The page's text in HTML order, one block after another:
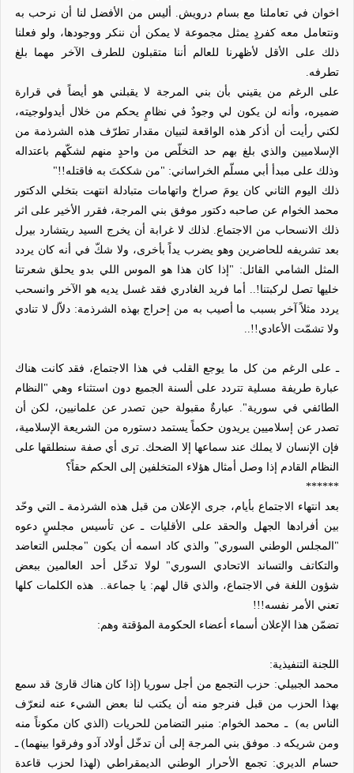
اخوان في تعاملنا مع بسام درويش. أليس من الأفضل لنا أن نرحب به
ونتعامل معه كفردٍ يمثل مجموعة لا يمكن أن ننكر ووجودها، ولو فعلنا
ذلك على الأقل لأظهرنا للعالم أننا متقبلون للطرف الآخر مهما بلغ
تطرفه.
على الرغم من يقيني بأن بني المرجة لا يقبلني هو أيضاً في قرارة
ضميره، وأنه لن يكون لي وجودٌ في نظامٍ يحكم من خلال أيدولوجيته،
لكني رأيت أن أذكر هذه الواقعة لتبيان مقدار تطرّف هذه الشرذمة من
الإسلاميين والذي بلغ بهم حد التخلّص من واحدٍ منهم لشكّهم باعتداله
وذلك على مبدأ أبي مسلّم الخراساني: "من شككتَ به فاقتله!!"
ذلك اليوم الثاني كان يومَ صراخ واتهامات متبادلة انتهت بتخلي الدكتور
محمد الخوام عن صاحبه دكتور موفق بني المرجة، فقرر الأخير على اثر
ذلك الانسحاب من الاجتماع. لذلك لا غرابة أن يخرج السيد ريتشارد بيرل
بعد تشريفه للحاضرين وهو يضرب يداً بأخرى، ولا شكّ في أنه كان يردد
المثل الشامي القائل: "إذا كان هذا هو الموس اللي بدو يحلق شعرتنا
خليها تصل لركبتنا!.. أما فريد الغادري فقد غسل يديه هو الآخر وانسحب
يردد مثلاً آخر بسبب ما أصيب به من إحراج بهذه الشرذمة: دلاّل لا تنادي
ولا تشمّت الأعادي!!..
ـ على الرغم من كل ما يوجع القلب في هذا الاجتماع، فقد كانت هناك
عبارة طريفة مسلية تتردد على ألسنة الجميع دون استثناء وهي "النظام
الطائفي في سورية". عبارةٌ مقبولة حين تصدر عن علمانيين، لكن أن
تصدر عن إسلاميين يريدون حكماً يستمد دستوره من الشريعة الإسلامية،
فإن الإنسان لا يملك عند سماعها إلا الضحك. ترى أي صفة سنطلقها على
النظام القادم إذا وصل أمثال هؤلاء المتخلفين إلى الحكم حقاً؟
******
بعد انتهاء الاجتماع بأيام، جرى الإعلان من قبل هذه الشرذمة ـ التي وحّد
بين أفرادها الجهل والحقد على الأقليات ـ عن تأسيس مجلسٍ دعوه
"المجلس الوطني السوري" والذي كاد اسمه أن يكون "مجلس التعاضد
والتكاتف والتساند الاتحادي السوري" لولا تدخّل أحد العالمين ببعض
شؤون اللغة في الاجتماع، والذي قال لهم: يا جماعة..
هذه الكلمات كلها
تعني الأمر نفسه!!!
تضمّن هذا الإعلان أسماء أعضاء الحكومة المؤقتة وهم:
اللجنة التنفيذية:
محمد الجبيلي: حزب التجمع من أجل سوريا (إذا كان هناك قارئ قد سمع
بهذا الحزب من قبل فنرجو منه أن يكتب لنا بعض الشيء عنه لنعرّف
الناس به)
ـ محمد الخوام: منبر التضامن للحريات (الذي كان مكوناً منه
ومن شريكه د. موفق بني المرجة إلى أن تدخّل أولاد آدو وفرقوا بينهما) ـ
حسام الديري: تجمع الأحرار الوطني الديمقراطي (لهذا لحزب قاعدة